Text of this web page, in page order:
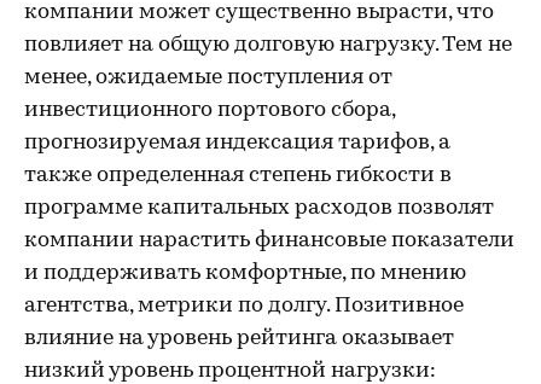
компании может существенно вырасти, что
повлияет на общую долговую нагрузку. Тем не
менее, ожидаемые поступления от
инвестиционного портового сбора,
прогнозируемая индексация тарифов, а
также определенная степень гибкости в
программе капитальных расходов позволят
компании нарастить финансовые показатели
и поддерживать комфортные, по мнению
агентства, метрики по долгу. Позитивное
влияние на уровень рейтинга оказывает
низкий уровень процентной нагрузки: